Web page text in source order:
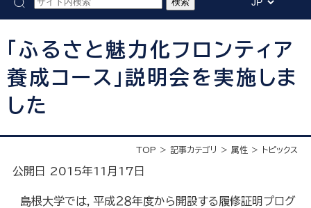
「ふるさと魅力化フロンティア
養成コース」説明会を実施しま
した
TOP 記事カテゴリ 属性 トピックス
公開日 2015年11月17日
島根大学では，平成２８年度から開設する履修証明プログ